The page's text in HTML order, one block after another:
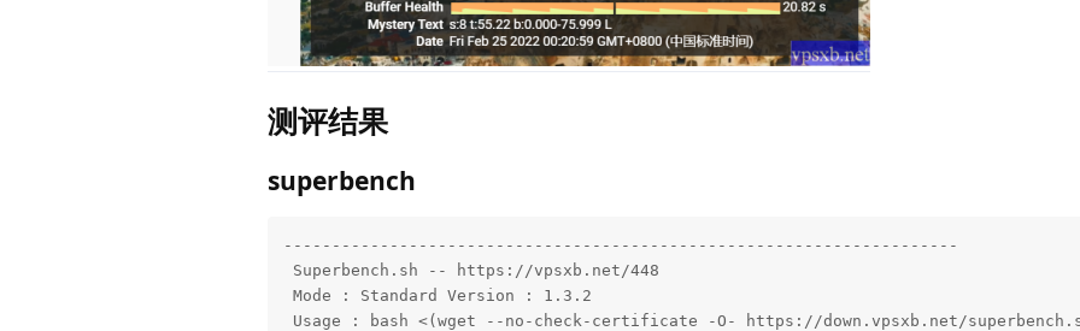
测评结果
superbench
----------------------------------------------------------------------
Superbench.sh -- https://vpsxb.net/448
Mode : Standard Version : 1.3.2
Usage : bash <(wget --no-check-certificate -O- https://down.vpsxb.net/